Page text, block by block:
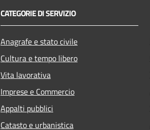
CATEGORIE DI SERVIZIO
Anagrafe e stato civile
Cultura e tempo libero
Vita lavorativa
Imprese e Commercio
Appalti pubblici
Catasto e urbanistica